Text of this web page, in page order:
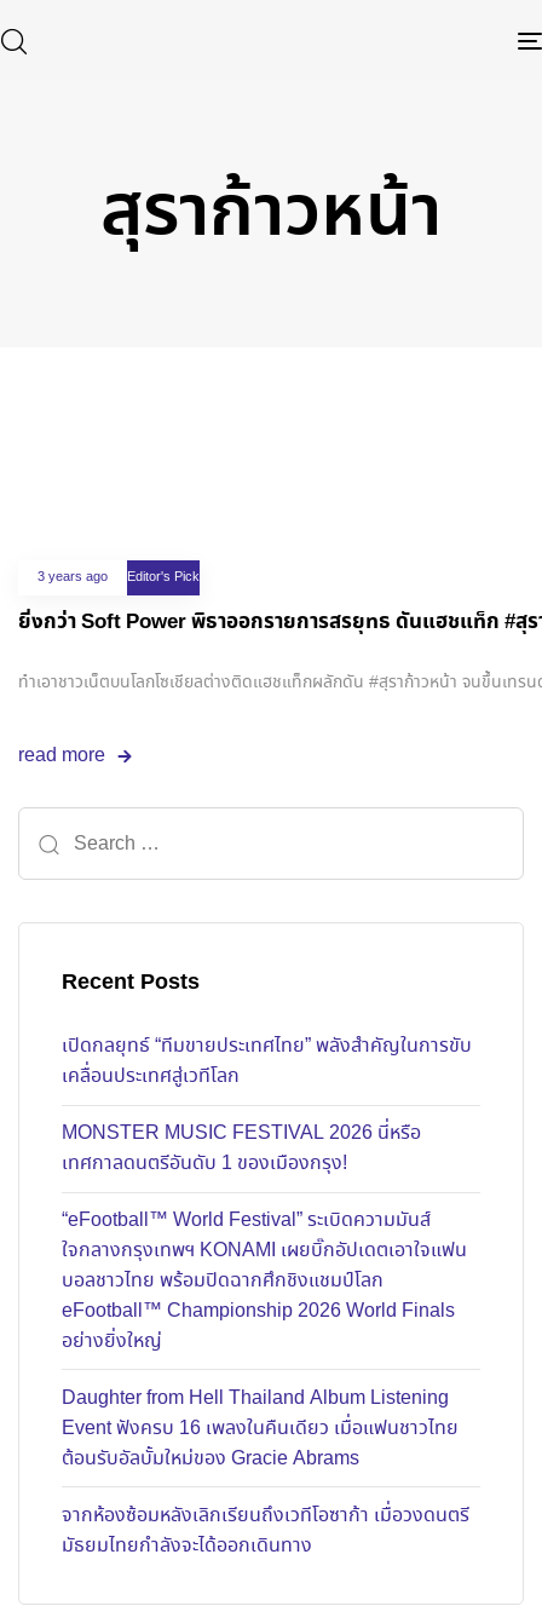
Type and hit enterสุราก้าวหน้า
3 years ago Editor's Pick
ยิ่งกว่า​ Soft Power พิธาออกรายการสรยุทธ ดันแฮชแท็ก #สุ
ทำเอาชาวเน็ตบนโลกโซเชียลต่างติดแฮชแท็กผลักดัน​ #สุราก้าวหน้า​ จนขึ้นเ
read more
Recent Posts
เปิดกลยุทธ์ “ทีมขายประเทศไทย” พลังสำคัญในการขับ
เคลื่อนประเทศสู่เวทีโลก
MONSTER MUSIC FESTIVAL 2026 นี่หรือ
เทศกาลดนตรีอันดับ 1 ของเมืองกรุง!
“eFootball™ World Festival” ระเบิดความมันส์
ใจกลางกรุงเทพฯ KONAMI เผยบิ๊กอัปเดตเอาใจแฟน
บอลชาวไทย พร้อมปิดฉากศึกชิงแชมป์โลก
eFootball™ Championship 2026 World Finals
อย่างยิ่งใหญ่
Daughter from Hell Thailand Album Listening
Event ฟังครบ 16 เพลงในคืนเดียว เมื่อแฟนชาวไทย
ต้อนรับอัลบั้มใหม่ของ Gracie Abrams
จากห้องซ้อมหลังเลิกเรียนถึงเวทีโอซาก้า เมื่อวงดนตรี
มัธยมไทยกำลังจะได้ออกเดินทาง